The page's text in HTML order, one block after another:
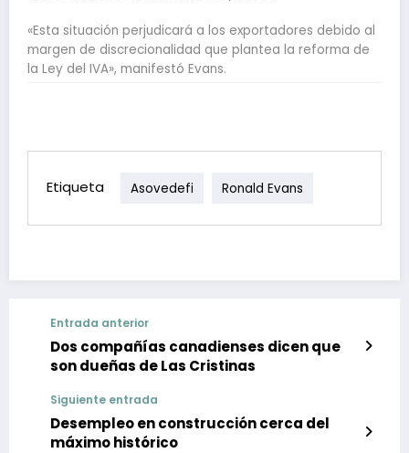
«Esta situación perjudicará a los exportadores debido al
margen de discrecionalidad que plantea la reforma de
la Ley del IVA», manifestó Evans.
Etiqueta Asovedefi Ronald Evans
Entrada anterior
Dos compañías canadienses dicen que
son dueñas de Las Cristinas
Siguiente entrada
Desempleo en construcción cerca del
máximo histórico